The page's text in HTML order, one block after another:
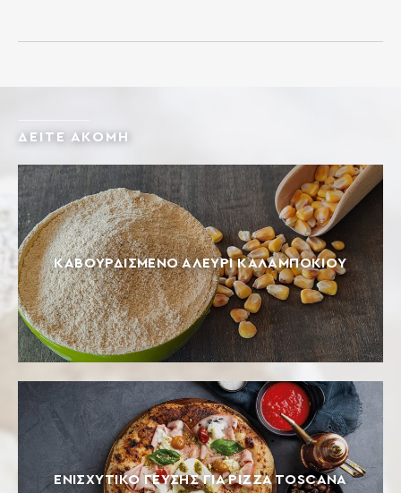
ΔΕΙΤΕ ΑΚΟΜΗ
ΚΑΒΟΥΡΔΙΣΜΈΝΟ ΑΛΕΎΡΙ ΚΑΛΑΜΠΟΚΙΟΎ
ΕΝΙΣΧΥΤΙΚΌ ΓΕΎΣΗΣ ΓΙΑ PIZZA TOSCANA